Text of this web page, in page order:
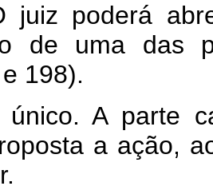
juiz poderá
de uma das
198).
único. A parte
a ação,